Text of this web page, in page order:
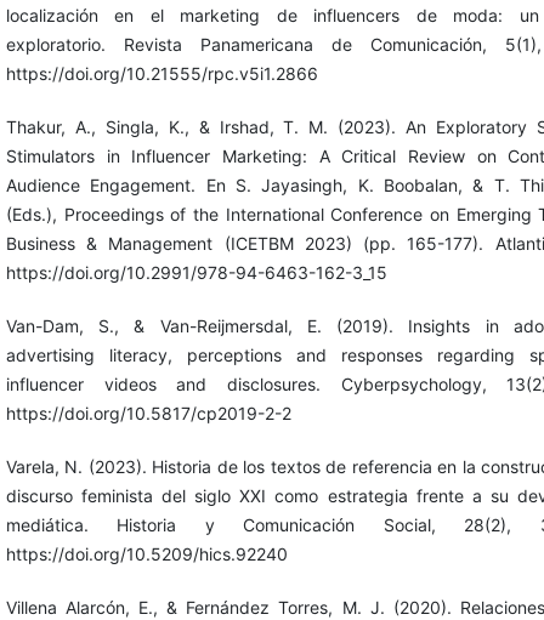
localización en el marketing de influencers de moda: un
exploratorio. Revista Panamericana de Comunicación,
https://doi.org/10.21555/rpc.v5i1.2866
Thakur, A., Singla, K., & Irshad, T. M. (2023). An Exploratory
Stimulators in Influencer Marketing: A Critical Review on
Audience Engagement. En S. Jayasingh, K. Boobalan, & T.
(Eds.), Proceedings of the International Conference on Emerging
Business & Management (ICETBM 2023) (pp. 165-177).
https://doi.org/10.2991/978-94-6463-162-3_15
Van-Dam, S., & Van-Reijmersdal, E. (2019). Insights in
advertising literacy, perceptions and responses regarding
influencer videos and disclosures. Cyberpsychology,
https://doi.org/10.5817/cp2019-2-2
Varela, N. (2023). Historia de los textos de referencia en la
discurso feminista del siglo XXI como estrategia frente a su
mediática. Historia y Comunicación Social, 28(2),
https://doi.org/10.5209/hics.92240
Villena Alarcón, E., & Fernández Torres, M. J. (2020).